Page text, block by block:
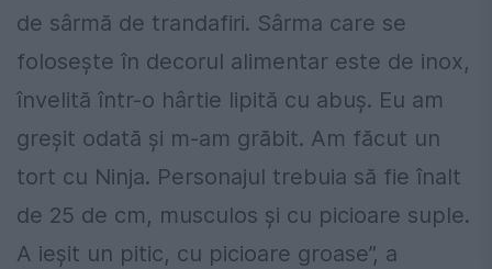
de sârmă de trandafiri. Sârma care se
folosește în decorul alimentar este de inox,
învelită într-o hârtie lipită cu abuș. Eu am
greșit odată și m-am grăbit. Am făcut un
tort cu Ninja. Personajul trebuia să fie înalt
de 25 de cm, musculos și cu picioare suple.
A ieșit un pitic, cu picioare groase”, a